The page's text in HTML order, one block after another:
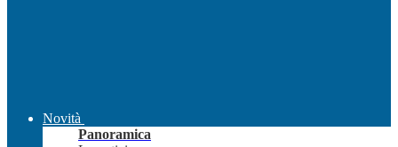
Novità
Panoramica